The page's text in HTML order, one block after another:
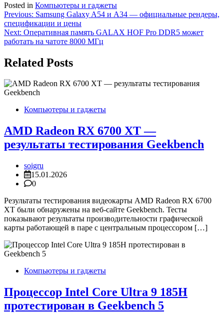
Posted in Компьютеры и гаджеты
Навигация
по
записям
Previous: Samsung Galaxy A54 и A34 — официальные рендеры,
спецификации и цены
Next: Оперативная память GALAX HOF Pro DDR5 может
работать на чатоте 8000 МГц
Related Posts
Компьютеры и гаджеты
AMD Radeon RX 6700 XT —
результаты тестирования Geekbench
soigru
15.01.2026
0
Результаты тестирования видеокарты AMD Radeon RX 6700
XT были обнаружены на веб-сайте Geekbench. Тесты
показывают результаты производительности графической
карты работающей в паре с центральным процессором […]
Компьютеры и гаджеты
Процессор Intel Core Ultra 9 185H
протестирован в Geekbench 5